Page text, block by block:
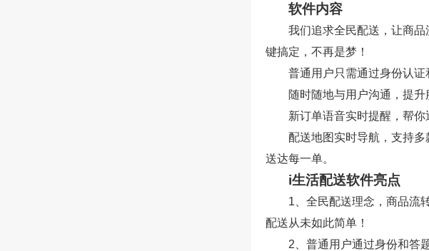
软件内容
我们追求全民配送，让商
键搞定，不再是梦！
普通用户只需通过身份认证
随时随地与用户沟通，提
新订单语音实时提醒，帮你
配送地图实时导航，支持
送达每一单。
i生活配送软件亮点
1、全民配送理念，商品流
配送从未如此简单！
2、普通用户通过身份和答